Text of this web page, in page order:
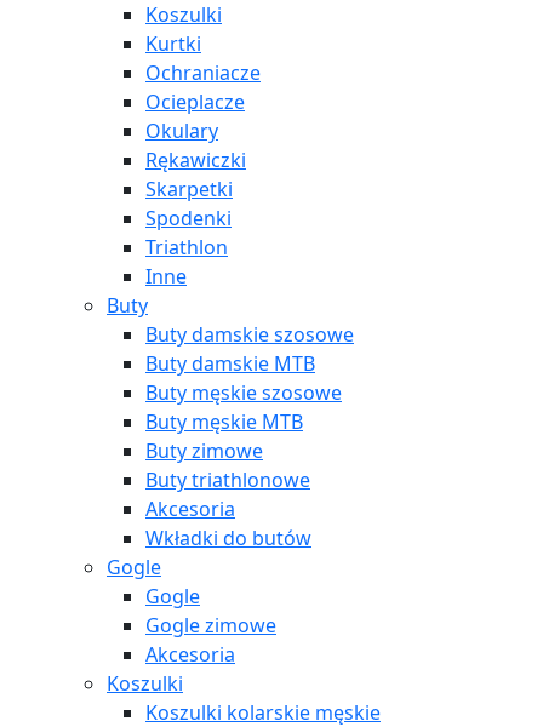
Koszulki
Kurtki
Ochraniacze
Ocieplacze
Okulary
Rękawiczki
Skarpetki
Spodenki
Triathlon
Inne
Buty
Buty damskie szosowe
Buty damskie MTB
Buty męskie szosowe
Buty męskie MTB
Buty zimowe
Buty triathlonowe
Akcesoria
Wkładki do butów
Gogle
Gogle
Gogle zimowe
Akcesoria
Koszulki
Koszulki kolarskie męskie